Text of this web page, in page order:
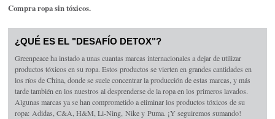
Compra ropa sin tóxicos.
¿QUÉ ES EL "DESAFÍO DETOX"?
Greenpeace ha instado a unas cuantas marcas internacionales a dejar de utilizar
productos tóxicos en su ropa. Estos productos se vierten en grandes cantidades en
los ríos de China, donde se suele concentrar la producción de estas marcas, y más
tarde también en los nuestros al desprenderse de la ropa en los primeros lavados.
Algunas marcas ya se han comprometido a eliminar los productos tóxicos de su
ropa: Adidas, C&A, H&M, Li-Ning, Nike y Puma. ¡Y seguiremos sumando!